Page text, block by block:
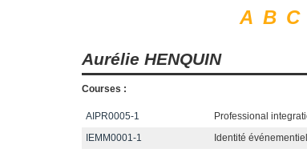
A B C
Aurélie HENQUIN
Courses :
AIPR0005-1 Professional
IEMM0001-1
Identité